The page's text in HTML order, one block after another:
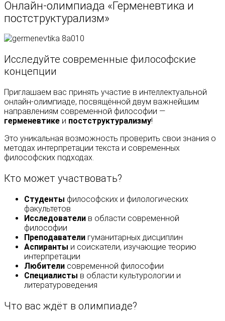
Онлайн-олимпиада «Герменевтика и
постструктурализм»
Исследуйте современные философские
концепции
Приглашаем вас принять участие в интеллектуальной
онлайн-олимпиаде, посвящённой двум важнейшим
направлениям современной философии —
герменевтике и постструктурализму!
Это уникальная возможность проверить свои знания о
методах интерпретации текста и современных
философских подходах.
Кто может участвовать?
Студенты философских и филологических
факультетов
Исследователи в области современной
философии
Преподаватели гуманитарных дисциплин
Аспиранты и соискатели, изучающие теорию
интерпретации
Любители современной философии
Специалисты в области культурологии и
литературоведения
Что вас ждёт в олимпиаде?